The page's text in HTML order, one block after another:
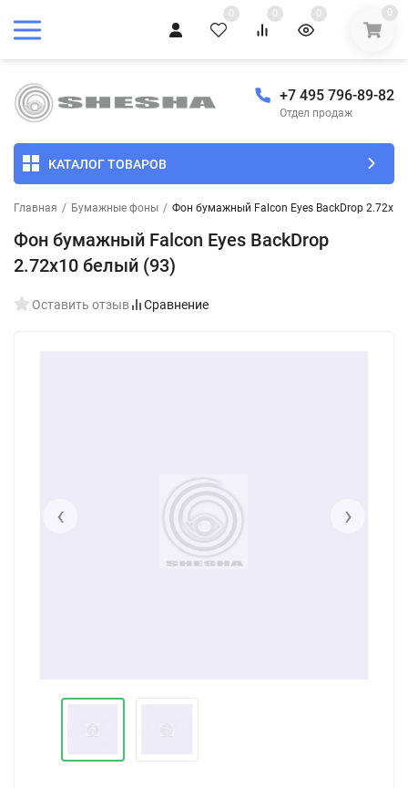
0 0 0 0
+7 495 796-89-82
Отдел продаж
КАТАЛОГ ТОВАРОВ
Главная / Бумажные фоны / Фон бумажный Falcon Eyes BackDrop
Фон бумажный Falcon Eyes BackDrop
2.72x10 белый (93)
Оставить отзыв Сравнение
‹ ›